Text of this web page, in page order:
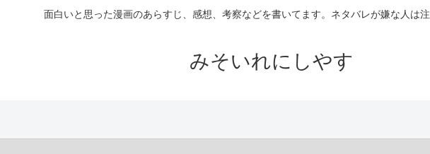
面白いと思った漫画のあらすじ、感想、考察などを書いてます。ネタバレが嫌な人は
みそいれにしやす